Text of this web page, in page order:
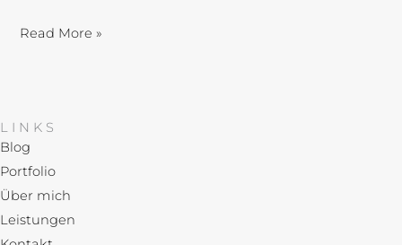
Read More »
LINKS
Blog
Portfolio
Über mich
Leistungen